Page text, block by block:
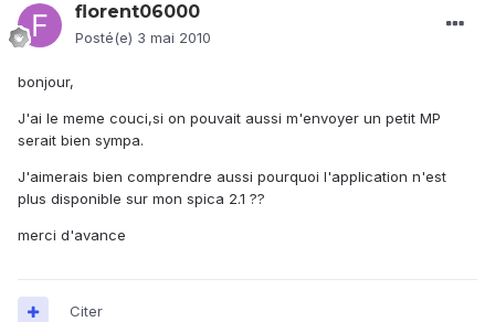
florent06000
Posté(e) 3 mai 2010
bonjour,
J'ai le meme couci,si on pouvait aussi m'envoyer un petit MP
serait bien sympa.
J'aimerais bien comprendre aussi pourquoi l'application n'est
plus disponible sur mon spica 2.1 ??
merci d'avance
Citer